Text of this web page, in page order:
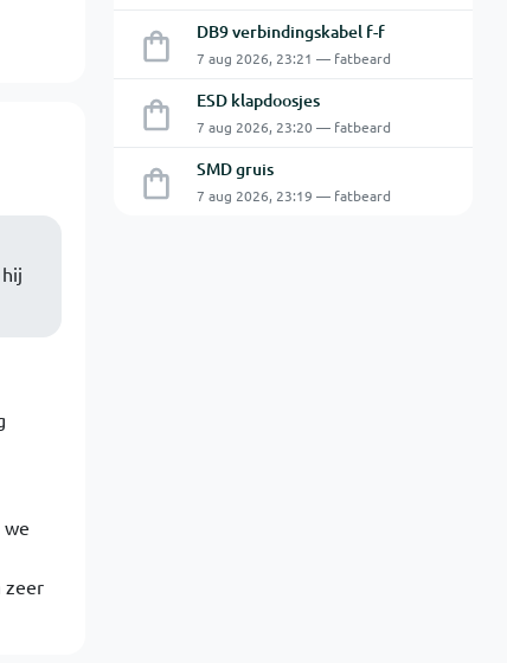
DB9 verbindingskabel f-f
7 aug 2026, 23:21 — fatbeard
ESD klapdoosjes
7 aug 2026, 23:20 — fatbeard
SMD gruis
7 aug 2026, 23:19 — fatbeard
zeer